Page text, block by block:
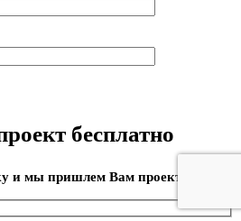
бесплатно
и мы пришлем Вам проект